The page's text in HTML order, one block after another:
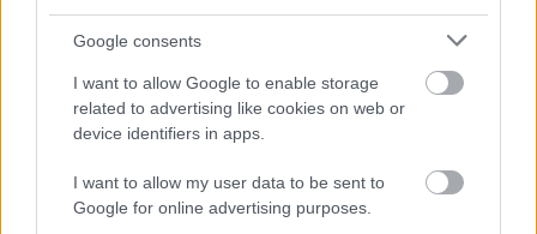
Google consents
I want to allow Google to enable storage
related to advertising like cookies on web or
device identifiers in apps.
I want to allow my user data to be sent to
Google for online advertising purposes.
Rozdiel medzi drahou a lacnou chladničkou?
Obe chladia, zvyšok je odlišný. Oplatí sa podľa
odborníka pri kúpe šetriť?